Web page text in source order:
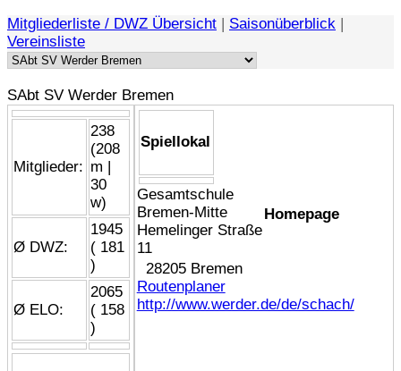
Mitgliederliste / DWZ Übersicht | Saisonüberblick |
Vereinsliste
SAbt SV Werder Bremen
Mitglieder:
238
(208
m |
30
w)
Ø DWZ:
1945
( 181
)
Ø ELO:
2065
( 158
)
Spiellokal
Gesamtschule
Bremen-Mitte
Hemelinger Straße
11
28205 Bremen
Routenplaner
Homepage
http://www.werder.de/de/schach/